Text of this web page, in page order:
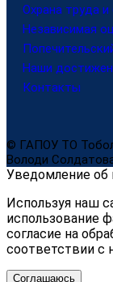
Охрана труда
Независимая
Наши
Контакты
© ГАПОУ ТО
Володи
Уведомление об
Используя наш
использование
согласие на
соответствии с
Соглашаюсь